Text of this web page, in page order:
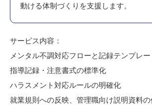
動ける体制づくりを支援します。
サービス内容：
メンタル不調対応フローと記録テンプレ
指導記録・注意書式の標準化
ハラスメント対応ルールの明確化
就業規則への反映、管理職向け説明資料